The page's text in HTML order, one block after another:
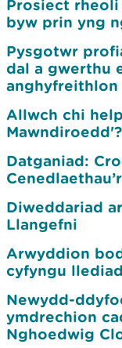
Prosiect
byw prin yng
Pysgotwr
dal a gwerthu
anghyfreithlon
Allwch chi
Mawndiroedd'?
Datganiad:
Diweddariad
Llangefni
Arwyddion
cyfyngu
Newydd-
ymdrechion
Nghoedwig